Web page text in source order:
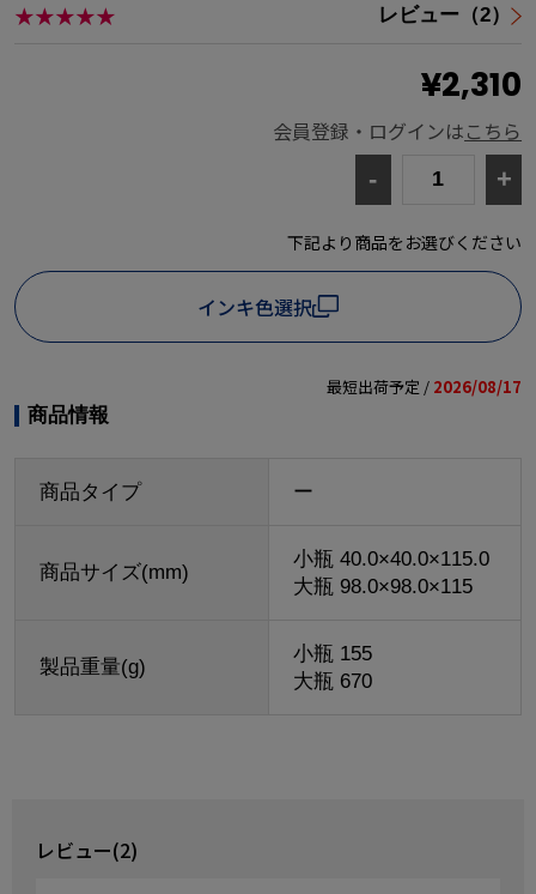
★★★★★ レビュー（2）
¥2,310
会員登録・ログインはこちら
- +
下記より商品をお選びください
インキ色選択
最短出荷予定 / 2026/08/17
商品情報
商品タイプ ー
商品サイズ(mm)
小瓶 40.0×40.0×115.0
大瓶 98.0×98.0×115
製品重量(g)
小瓶 155
大瓶 670
レビュー(2)